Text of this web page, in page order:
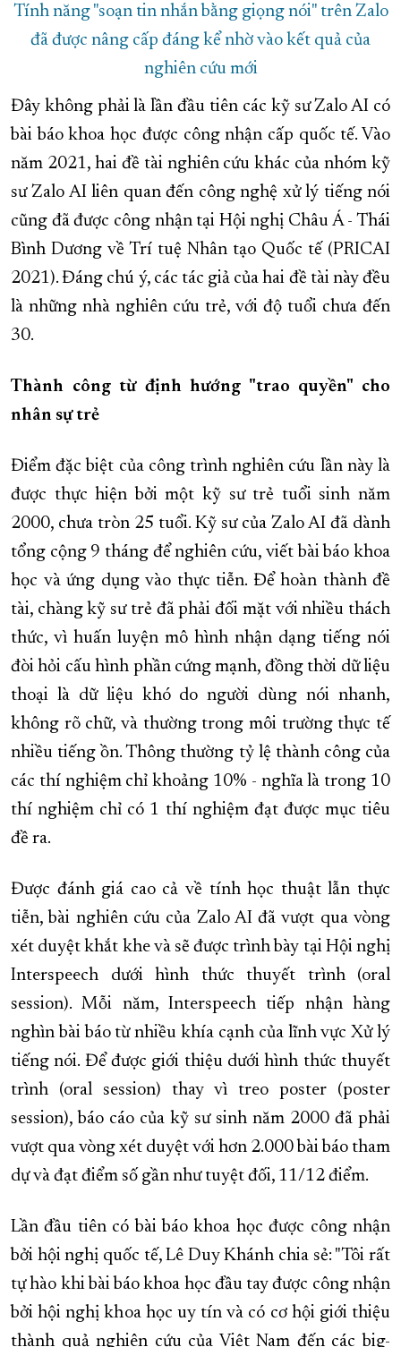
Tính năng "soạn tin nhắn bằng giọng nói" trên Zalo
đã được nâng cấp đáng kể nhờ vào kết quả của
nghiên cứu mới
Đây không phải là lần đầu tiên các kỹ sư Zalo AI có
bài báo khoa học được công nhận cấp quốc tế. Vào
năm 2021, hai đề tài nghiên cứu khác của nhóm kỹ
sư Zalo AI liên quan đến công nghệ xử lý tiếng nói
cũng đã được công nhận tại Hội nghị Châu Á - Thái
Bình Dương về Trí tuệ Nhân tạo Quốc tế (PRICAI
2021). Đáng chú ý, các tác giả của hai đề tài này đều
là những nhà nghiên cứu trẻ, với độ tuổi chưa đến
30.
Thành công từ định hướng "trao quyền" cho
nhân sự trẻ
Điểm đặc biệt của công trình nghiên cứu lần này là
được thực hiện bởi một kỹ sư trẻ tuổi sinh năm
2000, chưa tròn 25 tuổi. Kỹ sư của Zalo AI đã dành
tổng cộng 9 tháng để nghiên cứu, viết bài báo khoa
học và ứng dụng vào thực tiễn. Để hoàn thành đề
tài, chàng kỹ sư trẻ đã phải đối mặt với nhiều thách
thức, vì huấn luyện mô hình nhận dạng tiếng nói
đòi hỏi cấu hình phần cứng mạnh, đồng thời dữ liệu
thoại là dữ liệu khó do người dùng nói nhanh,
không rõ chữ, và thường trong môi trường thực tế
nhiều tiếng ồn. Thông thường tỷ lệ thành công của
các thí nghiệm chỉ khoảng 10% - nghĩa là trong 10
thí nghiệm chỉ có 1 thí nghiệm đạt được mục tiêu
đề ra.
Được đánh giá cao cả về tính học thuật lẫn thực
tiễn, bài nghiên cứu của Zalo AI đã vượt qua vòng
xét duyệt khắt khe và sẽ được trình bày tại Hội nghị
Interspeech dưới hình thức thuyết trình (oral
session). Mỗi năm, Interspeech tiếp nhận hàng
nghìn bài báo từ nhiều khía cạnh của lĩnh vực Xử lý
tiếng nói. Để được giới thiệu dưới hình thức thuyết
trình (oral session) thay vì treo poster (poster
session), báo cáo của kỹ sư sinh năm 2000 đã phải
vượt qua vòng xét duyệt với hơn 2.000 bài báo tham
dự và đạt điểm số gần như tuyệt đối, 11/12 điểm.
Lần đầu tiên có bài báo khoa học được công nhận
bởi hội nghị quốc tế, Lê Duy Khánh chia sẻ: "Tôi rất
tự hào khi bài báo khoa học đầu tay được công nhận
bởi hội nghị khoa học uy tín và có cơ hội giới thiệu
thành quả nghiên cứu của Việt Nam đến các big-